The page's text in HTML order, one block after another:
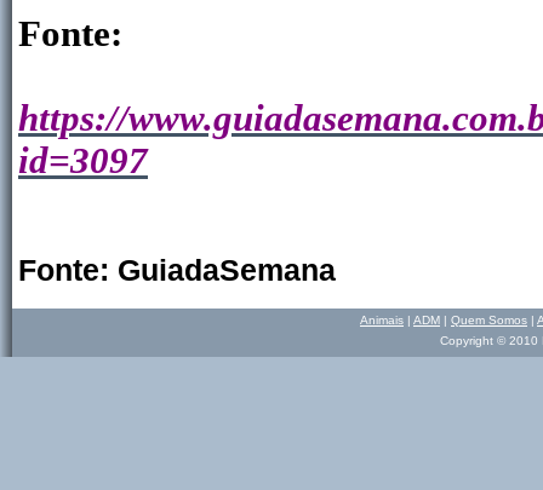
Fonte:
https://
id=3097
Fonte: GuiadaSemana
Animais | ADM | Quem Somos |
Copyright © 2010